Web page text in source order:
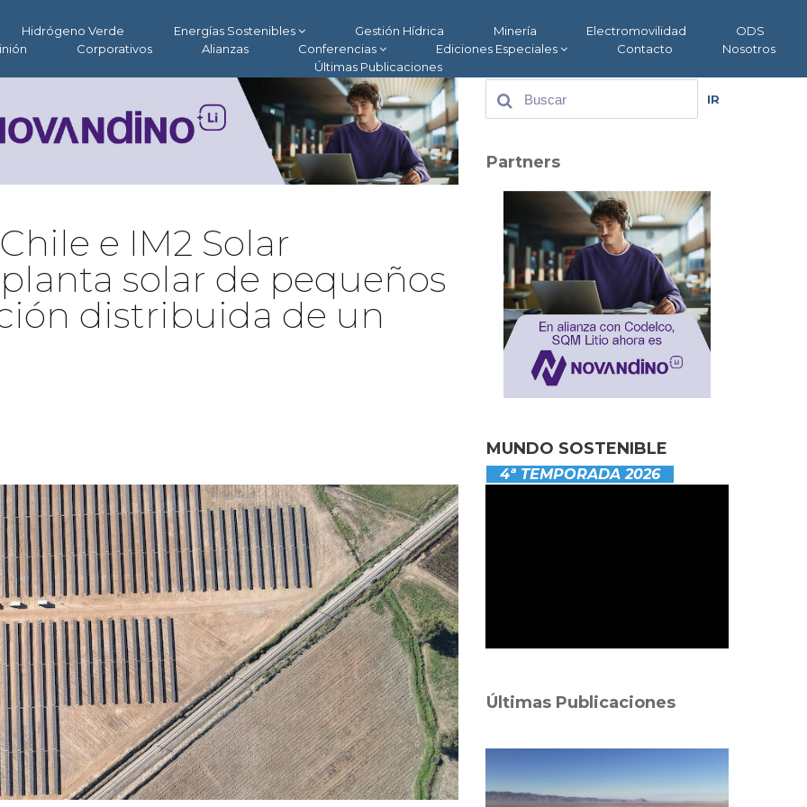
Hidrógeno Verde Energías Sostenibles Gestión Hídrica Minería Electromovilidad
ODS
Corporativos Alianzas Conferencias Ediciones Especiales Contacto
Nosotros
Últimas Publicaciones
e IM2 Solar
solar de pequeños
distribuida de un
IR
Partners
MUNDO SOSTENIBLE
4ª TEMPORADA 2026
Últimas Publicaciones